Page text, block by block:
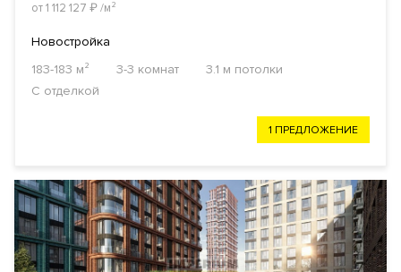
от 1 112 127 ₽/м²
Новостройка
183-183 м²
3-3 комнат
3.1 м потолки
С отделкой
1 ПРЕДЛОЖЕНИЕ